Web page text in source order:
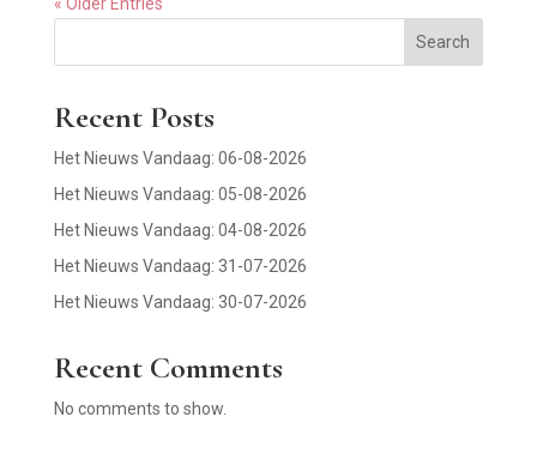
Search
Recent Posts
Het Nieuws Vandaag: 06-08-2026
Het Nieuws Vandaag: 05-08-2026
Het Nieuws Vandaag: 04-08-2026
Het Nieuws Vandaag: 31-07-2026
Het Nieuws Vandaag: 30-07-2026
Recent Comments
No comments to show.